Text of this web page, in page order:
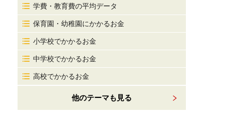
学費・教育費の平均データ
保育園・幼稚園にかかるお金
小学校でかかるお金
中学校でかかるお金
高校でかかるお金
他のテーマも見る